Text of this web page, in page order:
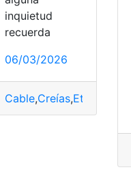
inquietud
recuerda
06/03/2026
Cable,Creías,Ethernet